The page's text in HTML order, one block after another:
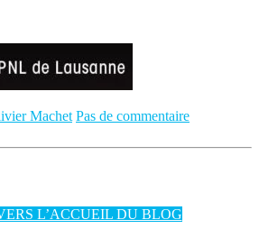
Machet Pas de commentaire
L’ACCUEIL DU BLOG